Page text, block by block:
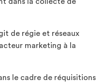
de régie et réseaux
marketing à la
le cadre de réquisitions